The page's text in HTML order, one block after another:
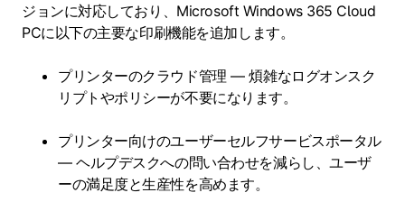
ジョンに対応しており、Microsoft Windows 365 Cloud
PCに以下の主要な印刷機能を追加します。
プリンターのクラウド管理 — 煩雑なログオンスク
リプトやポリシーが不要になります。
プリンター向けのユーザーセルフサービスポータル
— ヘルプデスクへの問い合わせを減らし、ユーザ
ーの満足度と生産性を高めます。